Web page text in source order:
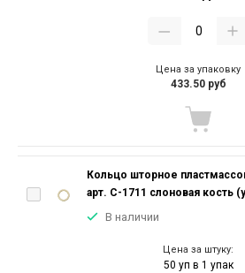
Цена за упаковку
433.50 руб
Кольцо шторное
арт. С-1711 слоновая кость
В наличии
Цена за штуку:
50 уп в 1 упак